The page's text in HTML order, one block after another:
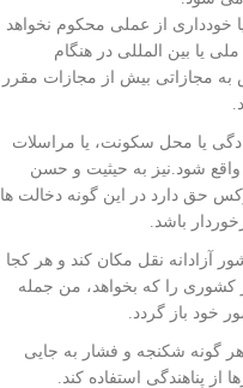
از عملی محکوم نخواهد
یا بین المللی در هنگام
مجازاتی بیش از مجازات مقرر
یا محل سکونت، یا مراسلات
شود.نیز به حیثیت و حسن
حق دارد در این گونه دخالت ها
باشد.
آزادانه نقل مکان کند و هر کجا
کشوری را که بخواهد، من جمله
خود باز گردد.
گونه شکنجه و فشار به جایی
از پناهندگی استفاده کند.